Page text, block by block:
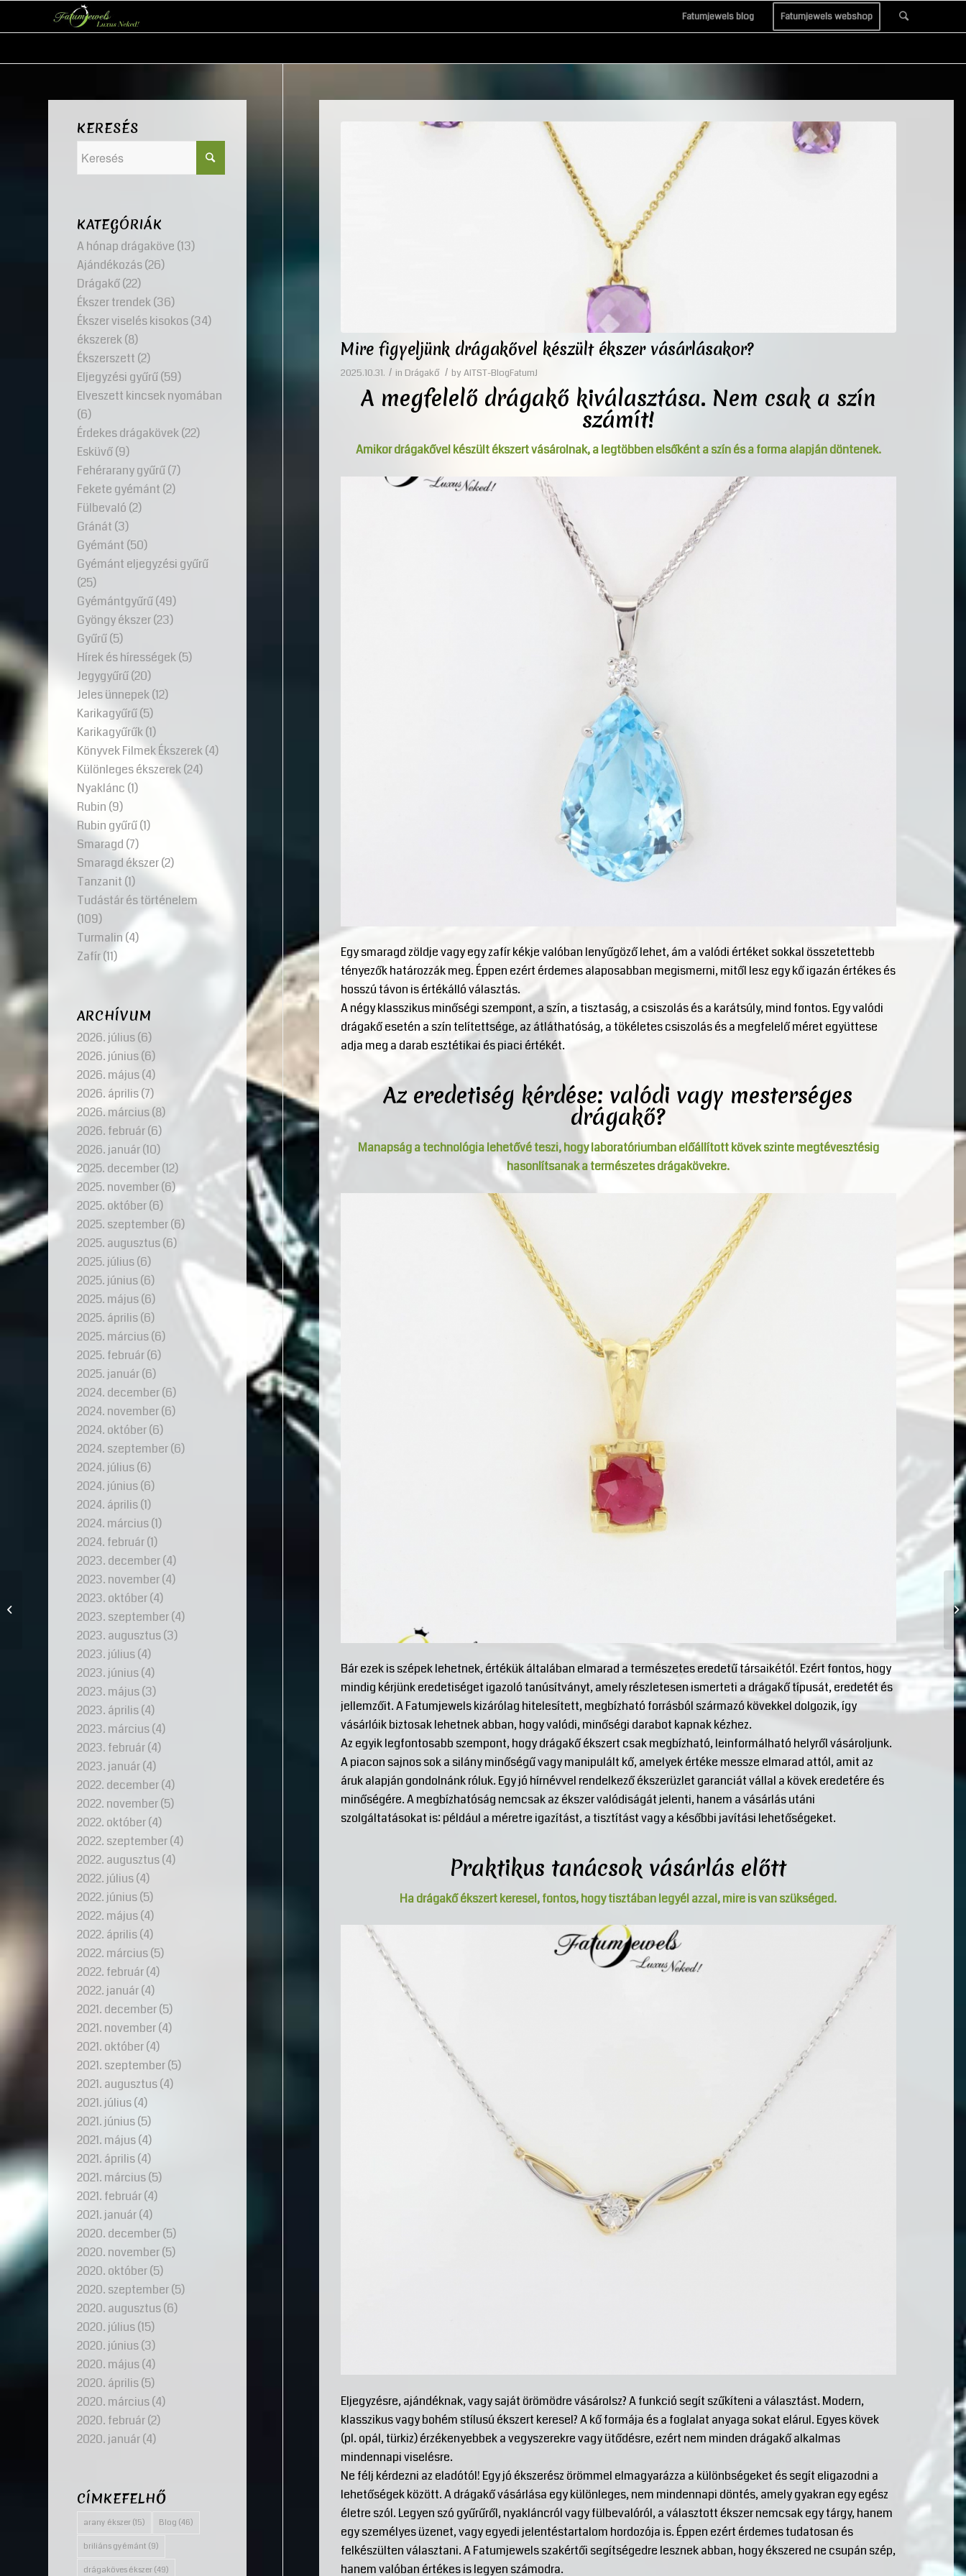
Fatumjewels blog Fatumjewels webshop
Mire figyeljünk drágakővel készült ékszer vásárlásakor?
2025.10.31. / in Drágakő / byAITST-BlogFatumJ
A megfelelő drágakő kiválasztása. Nem csak a szín
számít!
Amikor drágakővel készült ékszert vásárolnak, a legtöbben elsőként a szín és a forma alapján döntenek.
Egy smaragd zöldje vagy egy zafír kékje valóban lenyűgöző lehet, ám a valódi értéket sokkal összetettebb
tényezők határozzák meg. Éppen ezért érdemes alaposabban megismerni, mitől lesz egy kő igazán értékes és
hosszú távon is értékálló választás.
A négy klasszikus minőségi szempont, a szín, a tisztaság, a csiszolás és a karátsúly, mind fontos. Egy valódi
drágakő esetén a szín telítettsége, az átláthatóság, a tökéletes csiszolás és a megfelelő méret együttese
adja meg a darab esztétikai és piaci értékét.
Az eredetiség kérdése: valódi vagy mesterséges
drágakő?
Manapság a technológia lehetővé teszi, hogy laboratóriumban előállított kövek szinte megtévesztésig
hasonlítsanak a természetes drágakövekre.
Bár ezek is szépek lehetnek, értékük általában elmarad a természetes eredetű társaikétól. Ezért fontos, hogy
mindig kérjünk eredetiséget igazoló tanúsítványt, amely részletesen ismerteti a drágakő típusát, eredetét és
jellemzőit. A Fatumjewels kizárólag hitelesített, megbízható forrásból származó kövekkel dolgozik, így
vásárlóik biztosak lehetnek abban, hogy valódi, minőségi darabot kapnak kézhez.
Az egyik legfontosabb szempont, hogy drágakő ékszert csak megbízható, leinformálható helyről vásároljunk.
A piacon sajnos sok a silány minőségű vagy manipulált kő, amelyek értéke messze elmarad attól, amit az
áruk alapján gondolnánk róluk. Egy jó hírnévvel rendelkező ékszerüzlet garanciát vállal a kövek eredetére és
minőségére. A megbízhatóság nemcsak az ékszer valódiságát jelenti, hanem a vásárlás utáni
szolgáltatásokat is: például a méretre igazítást, a tisztítást vagy a későbbi javítási lehetőségeket.
Praktikus tanácsok vásárlás előtt
Ha drágakő ékszert keresel, fontos, hogy tisztában legyél azzal, mire is van szükséged.
Eljegyzésre, ajándéknak, vagy saját örömödre vásárolsz? A funkció segít szűkíteni a választást. Modern,
klasszikus vagy bohém stílusú ékszert keresel? A kő formája és a foglalat anyaga sokat elárul. Egyes kövek
(pl. opál, türkiz) érzékenyebbek a vegyszerekre vagy ütődésre, ezért nem minden drágakő alkalmas
mindennapi viselésre.
Ne félj kérdezni az eladótól! Egy jó ékszerész örömmel elmagyarázza a különbségeket és segít eligazodni a
lehetőségek között. A drágakő vásárlása egy különleges, nem mindennapi döntés, amely gyakran egy egész
életre szól. Legyen szó gyűrűről, nyakláncról vagy fülbevalóról, a választott ékszer nemcsak egy tárgy, hanem
egy személyes üzenet, vagy egyedi jelentéstartalom hordozója is. Éppen ezért érdemes tudatosan és
felkészülten választani. A Fatumjewels szakértői segítségedre lesznek abban, hogy ékszered ne csupán szép,
hanem valóban értékes is legyen számodra.
KERESÉS
KATEGÓRIÁK
A hónap drágaköve (13)
Ajándékozás(26)
Drágakő(22)
Ékszer trendek(36)
Ékszer viselés kisokos(34)
ékszerek(8)
Ékszerszett (2)
Eljegyzési gyűrű(59)
Elveszett kincsek nyomában
(6)
Érdekes drágakövek(22)
Esküvő(9)
Fehérarany gyűrű(7)
Fekete gyémánt (2)
Fülbevaló (2)
Gránát (3)
Gyémánt (50)
Gyémánt eljegyzési gyűrű
(25)
Gyémántgyűrű(49)
Gyöngy ékszer(23)
Gyűrű(5)
Hírek és hírességek(5)
Jegygyűrű(20)
Jeles ünnepek(12)
Karikagyűrű(5)
Karikagyűrűk(1)
Könyvek Filmek Ékszerek(4)
Különleges ékszerek(24)
Nyaklánc (1)
Rubin (9)
Rubin gyűrű(1)
Smaragd (7)
Smaragd ékszer(2)
Tanzanit (1)
Tudástár és történelem
(109)
Turmalin (4)
Zafír(11)
ARCHÍVUM
2026. július(6)
2026. június(6)
2026. május(4)
2026. április(7)
2026. március(8)
2026. február(6)
2026. január(10)
2025. december(12)
2025. november(6)
2025. október(6)
2025. szeptember(6)
2025. augusztus(6)
2025. július(6)
2025. június(6)
2025. május(6)
2025. április(6)
2025. március(6)
2025. február(6)
2025. január(6)
2024. december(6)
2024. november(6)
2024. október(6)
2024. szeptember(6)
2024. július(6)
2024. június(6)
2024. április(1)
2024. március(1)
2024. február(1)
2023. december(4)
2023. november(4)
2023. október(4)
2023. szeptember(4)
2023. augusztus(3)
2023. július(4)
2023. június(4)
2023. május(3)
2023. április(4)
2023. március(4)
2023. február(4)
2023. január(4)
2022. december(4)
2022. november(5)
2022. október(4)
2022. szeptember(4)
2022. augusztus(4)
2022. július(4)
2022. június(5)
2022. május(4)
2022. április(4)
2022. március(5)
2022. február(4)
2022. január(4)
2021. december(5)
2021. november(4)
2021. október(4)
2021. szeptember(5)
2021. augusztus(4)
2021. július(4)
2021. június(5)
2021. május(4)
2021. április(4)
2021. március(5)
2021. február(4)
2021. január(4)
2020. december(5)
2020. november(5)
2020. október(5)
2020. szeptember(5)
2020. augusztus(6)
2020. július(15)
2020. június(3)
2020. május(4)
2020. április(5)
2020. március(4)
2020. február(2)
2020. január(4)
CÍMKEFELHŐ
arany ékszer (15) Blog (46)
briliáns gyémánt (9)
drágaköves ékszer (49)
Gyöngy ékszer, amely
egy barátság történetét